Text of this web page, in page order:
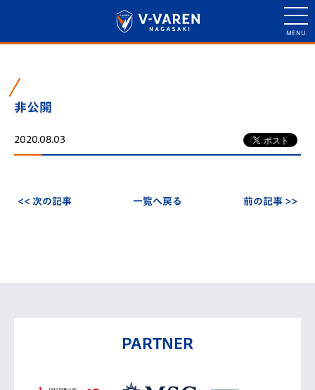
非公開
2020.08.03
<< 次の記事 一覧へ戻る 前の記事 >>
PARTNER